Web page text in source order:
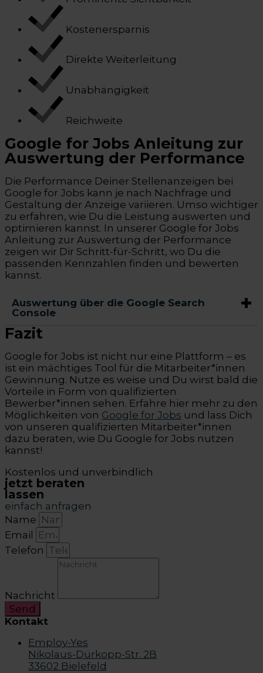
Kostenersparnis
Direkte Weiterleitung
Unabhängigkeit
Reichweite
Google for Jobs Anleitung zur
Auswertung der Performance
Die Performance Deiner Stellenanzeigen bei
Google for Jobs kann je nach Nachfrage und
Gestaltung der Anzeige variieren. Umso wichtiger
zu erfahren, wie Du die Leistung auswerten und
optimieren kannst. In unserer Google for Jobs
Anleitung zur Auswertung der Performance
zeigen wir Dir Schritt-für-Schritt, wo Du die
passenden Kennzahlen finden und bewerten
kannst.
Auswertung über die Google Search
Console
Fazit
Google for Jobs ist nicht nur eine Plattform – es
ist ein mächtiges Tool für die Mitarbeiter*innen
Gewinnung. Nutze es weise und Du wirst bald die
Vorteile in Form von qualifizierten
Bewerber*innen sehen. Erfahre hier mehr zu den
Möglichkeiten von Google for Jobs und lass Dich
von unseren qualifizierten Mitarbeiter*innen
dazu beraten, wie Du Google for Jobs nutzen
kannst!
Kostenlos und unverbindlich
jetzt beraten
lassen
einfach anfragen
Name
Email
Telefon
Nachricht
Send
Kontakt
Employ-Yes
Nikolaus-Dürkopp-Str. 2B
33602 Bielefeld